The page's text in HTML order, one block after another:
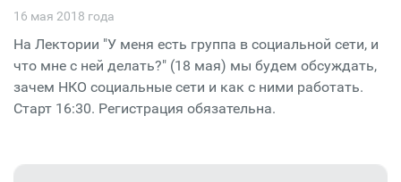
16 мая 2018 года
На Лектории "У меня есть группа в социальной сети, и
что мне с ней делать?" (18 мая) мы будем обсуждать,
зачем НКО социальные сети и как с ними работать.
Старт 16:30. Регистрация обязательна.